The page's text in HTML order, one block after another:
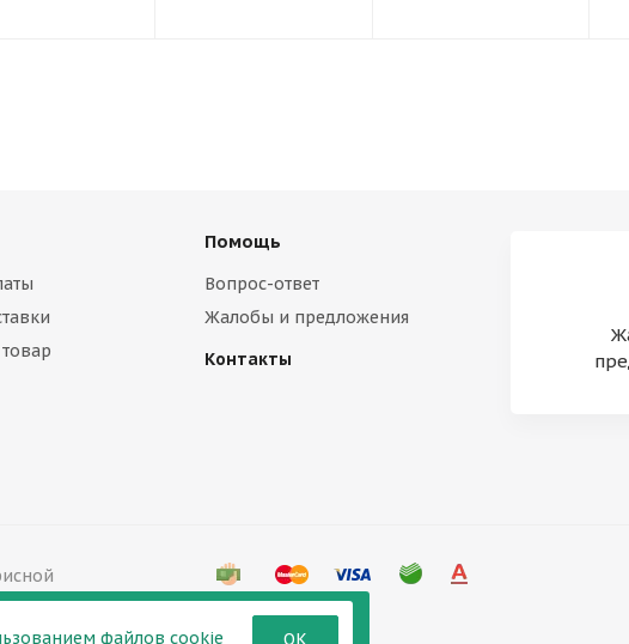
Помощь
Вопрос-ответ
Жалобы и предложения
Контакты
файлов cookie ОК